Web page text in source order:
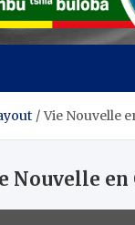
Vie Nouvelle
Nouvelle